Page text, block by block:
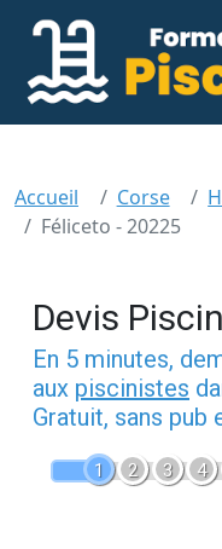
Accueil Corse
Féliceto - 20225
Devis
En 5 minutes,
aux piscinistes
Gratuit, sans pub
1 2 3 4